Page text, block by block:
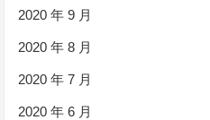
2020 年 9 月
2020 年 8 月
2020 年 7 月
2020 年 6 月